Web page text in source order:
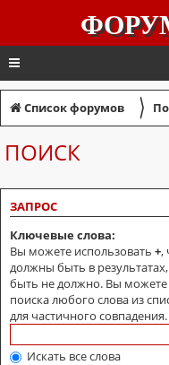
Список форумов 〉
ПОИСК
ЗАПРОС
Ключевые слова:
Вы можете использовать +,
должны быть в
быть не должно. Вы можете
поиска любого слова из
для частичного совпадения.
Искать все слова